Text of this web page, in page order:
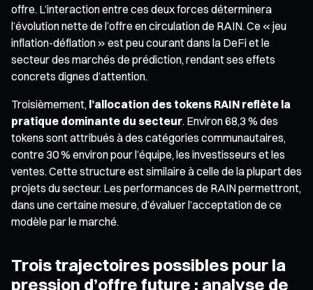
offre. L’interaction entre ces deux forces déterminera
l’évolution nette de l’offre en circulation de RAIN. Ce « jeu
inflation-déflation » est peu courant dans la DeFi et le
secteur des marchés de prédiction, rendant ses effets
concrets dignes d’attention.
Troisièmement, l’allocation des tokens RAIN reflète la
pratique dominante du secteur. Environ 68,3 % des
tokens sont attribués à des catégories communautaires,
contre 30 % environ pour l’équipe, les investisseurs et les
ventes. Cette structure est similaire à celle de la plupart des
projets du secteur. Les performances de RAIN permettront,
dans une certaine mesure, d’évaluer l’acceptation de ce
modèle par le marché.
Trois trajectoires possibles pour la
pression d’offre future : analyse de